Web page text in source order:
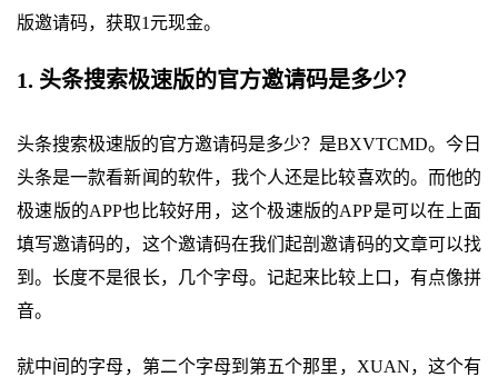
版邀请码，获取1元现金。
1. 头条搜索极速版的官方邀请码是多少？
头条搜索极速版的官方邀请码是多少？是BXVTCMD。今日
头条是一款看新闻的软件，我个人还是比较喜欢的。而他的
极速版的APP也比较好用，这个极速版的APP是可以在上面
填写邀请码的，这个邀请码在我们起剖邀请码的文章可以找
到。长度不是很长，几个字母。记起来比较上口，有点像拼
音。
就中间的字母，第二个字母到第五个那里，XUAN，这个有